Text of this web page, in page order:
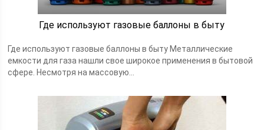
Где используют газовые баллоны в быту
Где используют газовые баллоны в быту Металлические
емкости для газа нашли свое широкое применения в бытовой
сфере. Несмотря на массовую...